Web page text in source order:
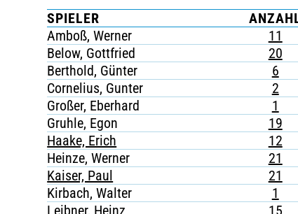
SPIELER
Amboß, Werner
11
Below, Gottfried
20
Berthold, Günter
6
Cornelius, Gunter
2
Großer, Eberhard
1
Gruhle, Egon
19
Haake, Erich
12
Heinze, Werner
21
Kaiser, Paul
21
Kirbach, Walter
1
Leibner, Heinz
15